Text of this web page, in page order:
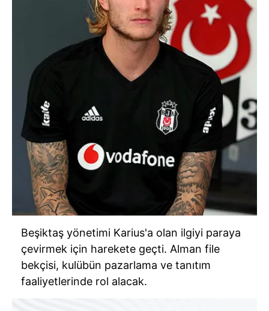
Beşiktaş yönetimi Karius'a olan ilgiyi paraya
çevirmek için harekete geçti. Alman file
bekçisi, kulübün pazarlama ve tanıtım
faaliyetlerinde rol alacak.